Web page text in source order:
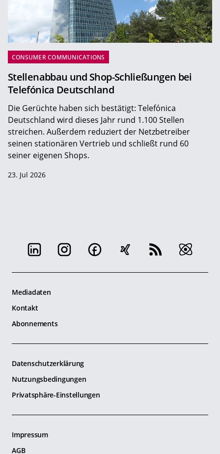
CONSUMER COMMUNICATIONS
Stellenabbau und Shop-Schließungen bei
Telefónica Deutschland
Die Gerüchte haben sich bestätigt: Telefónica
Deutschland wird dieses Jahr rund 1.100 Stellen
streichen. Außerdem reduziert der Netzbetreiber
seinen stationären Vertrieb und schließt rund 60
seiner eigenen Shops.
23. Jul 2026
Mediadaten
Kontakt
Abonnements
Datenschutzerklärung
Nutzungsbedingungen
Privatsphäre-Einstellungen
Impressum
AGB